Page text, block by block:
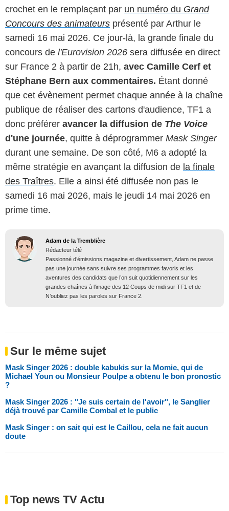
crochet en le remplaçant par un numéro du Grand
Concours des animateurs présenté par Arthur le
samedi 16 mai 2026. Ce jour-là, la grande finale du
concours de l'Eurovision 2026 sera diffusée en direct
sur France 2 à partir de 21h, avec Camille Cerf et
Stéphane Bern aux commentaires. Étant donné
que cet évènement permet chaque année à la chaîne
publique de réaliser des cartons d'audience, TF1 a
donc préférer avancer la diffusion de The Voice
d'une journée, quitte à déprogrammer Mask Singer
durant une semaine. De son côté, M6 a adopté la
même stratégie en avançant la diffusion de la finale
des Traîtres. Elle a ainsi été diffusée non pas le
samedi 16 mai 2026, mais le jeudi 14 mai 2026 en
prime time.
Adam de la Tremblière
Rédacteur télé
Passionné d’émissions magazine et divertissement, Adam ne passe
pas une journée sans suivre ses programmes favoris et les
aventures des candidats que l’on suit quotidiennement sur les
grandes chaînes à l’image des 12 Coups de midi sur TF1 et de
N’oubliez pas les paroles sur France 2.
Sur le même sujet
Mask Singer 2026 : double kabukis sur la Momie, qui de
Michael Youn ou Monsieur Poulpe a obtenu le bon pronostic
?
Mask Singer 2026 : "Je suis certain de l'avoir", le Sanglier
déjà trouvé par Camille Combal et le public
Mask Singer : on sait qui est le Caillou, cela ne fait aucun
doute
Top news TV Actu